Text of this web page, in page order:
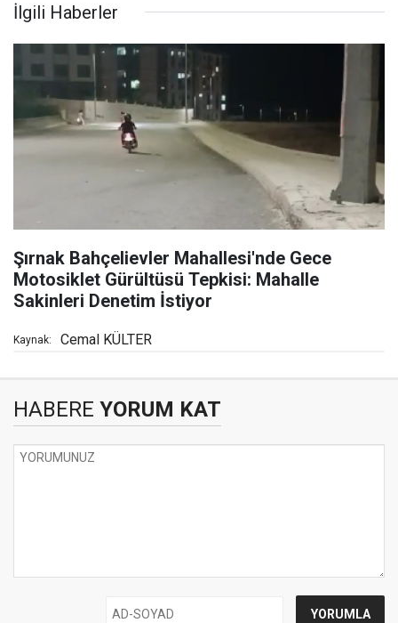
İlgili Haberler
Şırnak Bahçelievler Mahallesi'nde Gece
Motosiklet Gürültüsü Tepkisi: Mahalle
Sakinleri Denetim İstiyor
Kaynak: Cemal KÜLTER
HABERE YORUM KAT